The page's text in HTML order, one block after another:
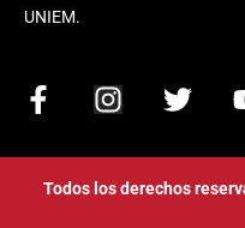
UNIEM.
F
c
e
I
s
t
T
i
t
Todos los derechos